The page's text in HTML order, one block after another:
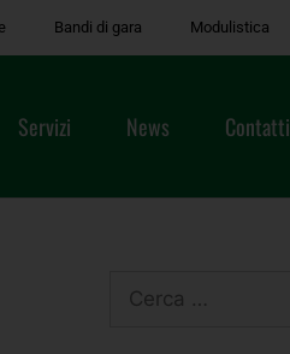
Bandi di gara Modulistica
Servizi News Contatti